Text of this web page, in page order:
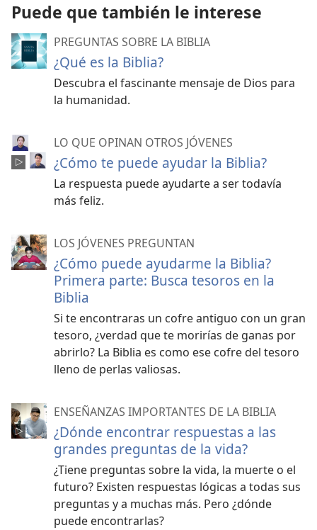
Puede que también le interese
PREGUNTAS SOBRE LA BIBLIA
¿Qué es la Biblia?
Descubra el fascinante mensaje de Dios para
la humanidad.
LO QUE OPINAN OTROS JÓVENES
¿Cómo te puede ayudar la Biblia?
La respuesta puede ayudarte a ser todavía
más feliz.
LOS JÓVENES PREGUNTAN
¿Cómo puede ayudarme la Biblia?
Primera parte: Busca tesoros en la
Biblia
Si te encontraras un cofre antiguo con un gran
tesoro, ¿verdad que te morirías de ganas por
abrirlo? La Biblia es como ese cofre del tesoro
lleno de perlas valiosas.
ENSEÑANZAS IMPORTANTES DE LA BIBLIA
¿Dónde encontrar respuestas a las
grandes preguntas de la vida?
¿Tiene preguntas sobre la vida, la muerte o el
futuro? Existen respuestas lógicas a todas sus
preguntas y a muchas más. Pero ¿dónde
puede encontrarlas?